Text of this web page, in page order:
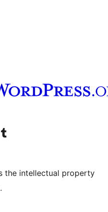
kanava
Visit our Tumblr account
the intellectual property